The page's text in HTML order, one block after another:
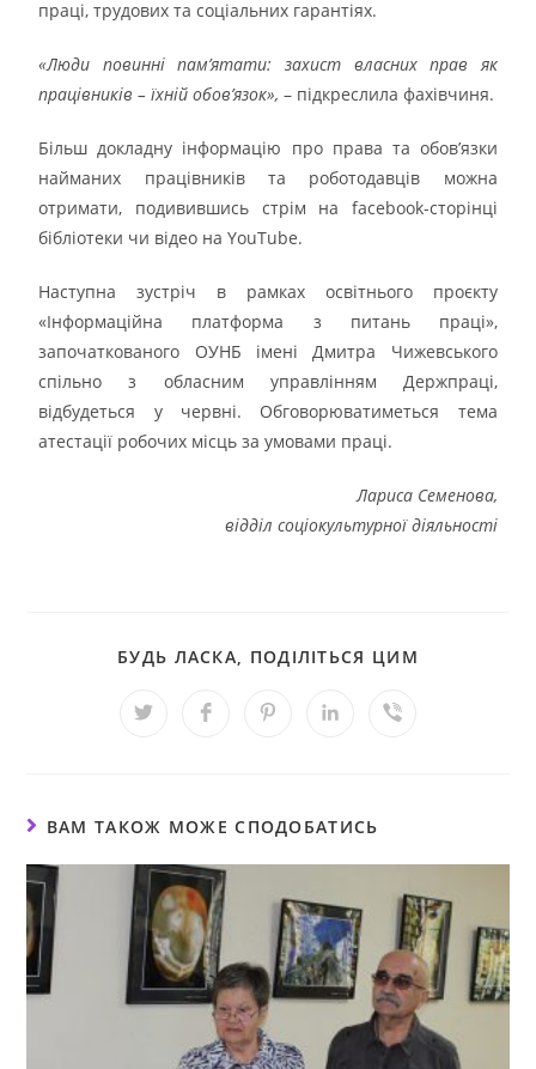
праці, трудових та соціальних гарантіях.
«Люди повинні пам’ятати: захист власних прав як
працівників – їхній обов’язок», – підкреслила фахівчиня.
Більш докладну інформацію про права та обов’язки
найманих працівників та роботодавців можна
отримати, подивившись стрім на facebook-сторінці
бібліотеки чи відео на YouTube.
Наступна зустріч в рамках освітнього проєкту
«Інформаційна платформа з питань праці»,
започаткованого ОУНБ імені Дмитра Чижевського
спільно з обласним управлінням Держпраці,
відбудеться у червні. Обговорюватиметься тема
атестації робочих місць за умовами праці.
Лариса Семенова,
відділ соціокультурної діяльності
БУДЬ ЛАСКА, ПОДІЛІТЬСЯ ЦИМ
ВАМ ТАКОЖ МОЖЕ СПОДОБАТИСЬ